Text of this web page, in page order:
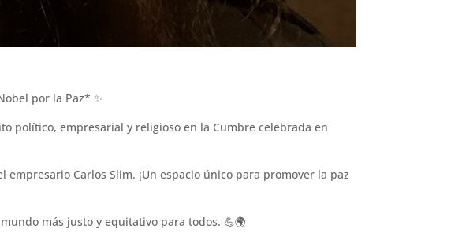
por la Paz* ✨
político, empresarial y religioso en la Cumbre celebrada en
Carlos Slim. ¡Un espacio único para promover la paz
más justo y equitativo para todos. 💪🌍